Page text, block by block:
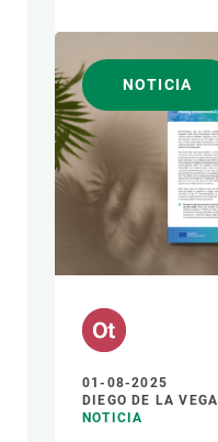
NOTICIA
01-08-2025
DIEGO DE LA VEGA
NOTICIA